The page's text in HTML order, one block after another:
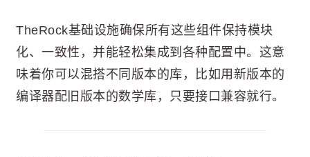
TheRock基础设施确保所有这些组件保持模块
化、一致性，并能轻松集成到各种配置中。这意
味着你可以混搭不同版本的库，比如用新版本的
编译器配旧版本的数学库，只要接口兼容就行。